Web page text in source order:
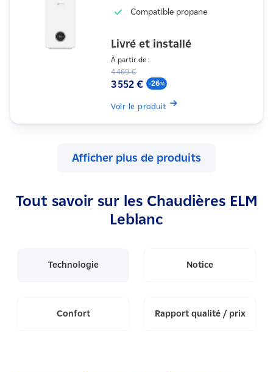
Compatible propane
Livré et installé
À partir de :
4 469 €
3 552 € -26
Voir le produit
Afficher plus de produits
Tout savoir sur les Chaudières ELM
Leblanc
Technologie Notice
Confort Rapport qualité / prix